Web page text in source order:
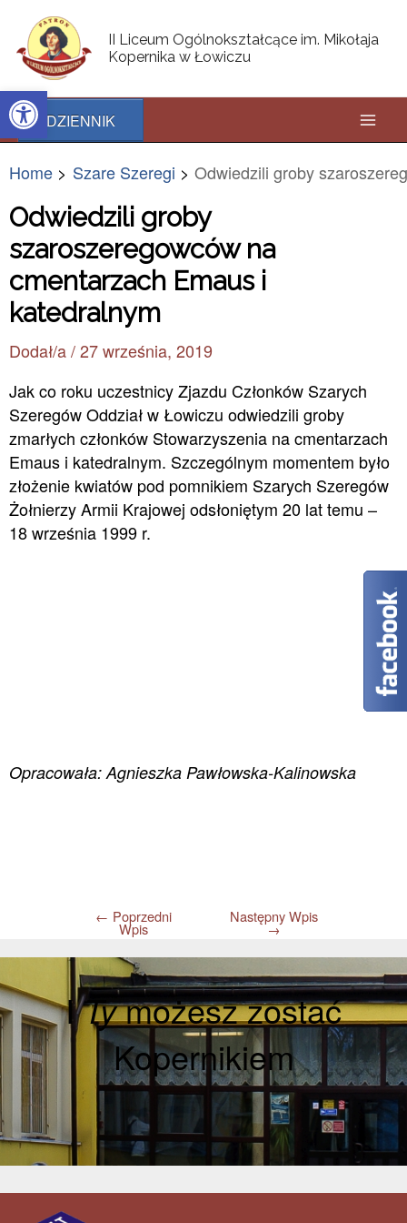
Open toolbar
content
II Liceum Ogólnokształcące im. Mikołaja
Kopernika w Łowiczu
DZIENNIK
Home Szare Szeregi Odwiedzili groby
Odwiedzili groby
szaroszeregowców na
cmentarzach Emaus i
katedralnym
Dodał/a /27 września, 2019
Jak co roku uczestnicy Zjazdu Członków Szarych
Szeregów Oddział w Łowiczu odwiedzili groby
zmarłych członków Stowarzyszenia na cmentarzach
Emaus i katedralnym. Szczególnym momentem było
złożenie kwiatów pod pomnikiem Szarych Szeregów
Żołnierzy Armii Krajowej odsłoniętym 20 lat temu –
18 września 1999 r.
Opracowała: Agnieszka Pawłowska-Kalinowska
navigation
← Poprzedni
Wpis
Następny Wpis
→
ITymożesz zostać
Kopernikiem